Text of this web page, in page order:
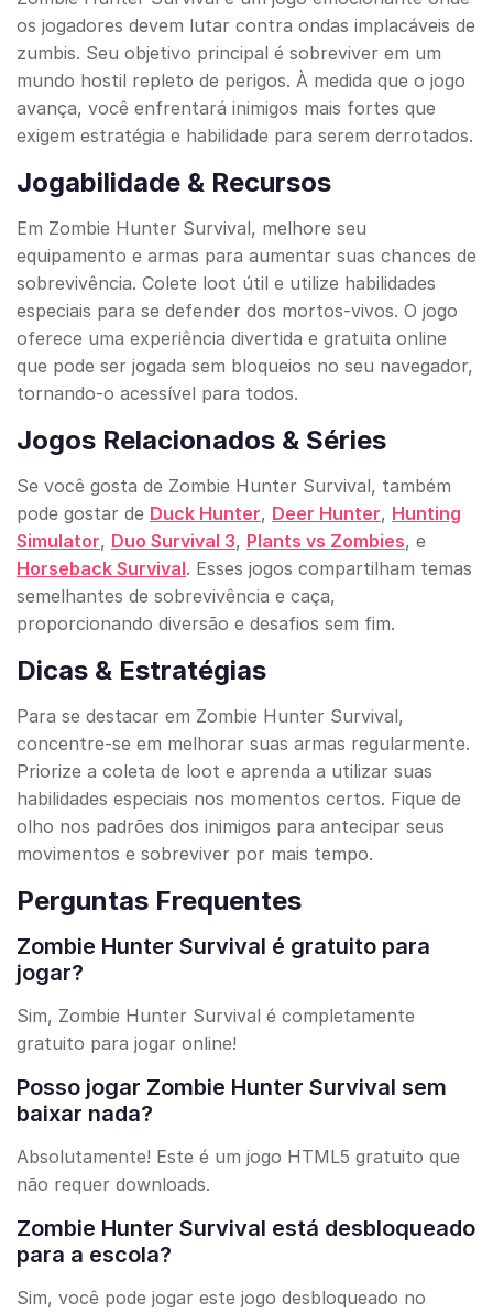
os jogadores devem lutar contra ondas implacáveis de
zumbis. Seu objetivo principal é sobreviver em um
mundo hostil repleto de perigos. À medida que o jogo
avança, você enfrentará inimigos mais fortes que
exigem estratégia e habilidade para serem derrotados.
Jogabilidade & Recursos
Em Zombie Hunter Survival, melhore seu
equipamento e armas para aumentar suas chances de
sobrevivência. Colete loot útil e utilize habilidades
especiais para se defender dos mortos-vivos. O jogo
oferece uma experiência divertida e gratuita online
que pode ser jogada sem bloqueios no seu navegador,
tornando-o acessível para todos.
Jogos Relacionados & Séries
Se você gosta de Zombie Hunter Survival, também
pode gostar de Duck Hunter, Deer Hunter, Hunting
Simulator, Duo Survival 3, Plants vs Zombies, e
Horseback Survival. Esses jogos compartilham temas
semelhantes de sobrevivência e caça,
proporcionando diversão e desafios sem fim.
Dicas & Estratégias
Para se destacar em Zombie Hunter Survival,
concentre-se em melhorar suas armas regularmente.
Priorize a coleta de loot e aprenda a utilizar suas
habilidades especiais nos momentos certos. Fique de
olho nos padrões dos inimigos para antecipar seus
movimentos e sobreviver por mais tempo.
Perguntas Frequentes
Zombie Hunter Survival é gratuito para
jogar?
Sim, Zombie Hunter Survival é completamente
gratuito para jogar online!
Posso jogar Zombie Hunter Survival sem
baixar nada?
Absolutamente! Este é um jogo HTML5 gratuito que
não requer downloads.
Zombie Hunter Survival está desbloqueado
para a escola?
Sim, você pode jogar este jogo desbloqueado no